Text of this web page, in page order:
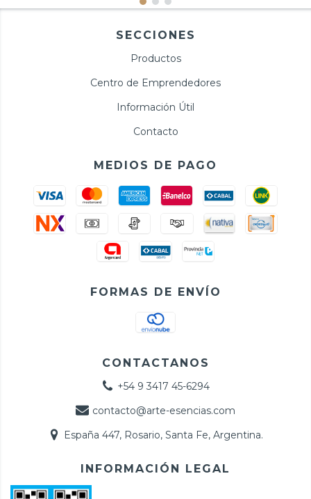
SECCIONES
Productos
Centro de Emprendedores
Información Útil
Contacto
MEDIOS DE PAGO
FORMAS DE ENVÍO
CONTACTANOS
+54 9 3417 45-6294
contacto@arte-esencias.com
España 447, Rosario, Santa Fe, Argentina.
INFORMACIÓN LEGAL